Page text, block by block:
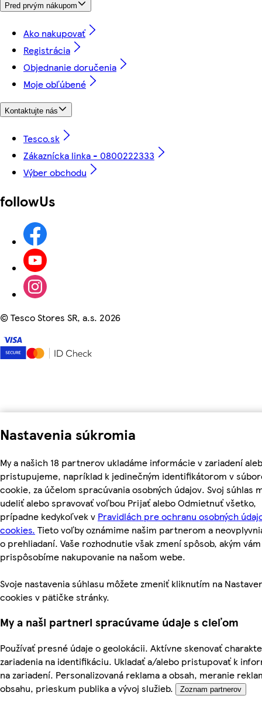
Nastavenia súkromia
My a našich 18 partnerov ukladáme informácie v zariadení
pristupujeme, napríklad k jedinečným identifikátorom v
cookie, za účelom spracúvania osobných údajov. Svoj súhlas
udeliť alebo spravovať voľbou Prijať alebo Odmietnuť všetko,
prípadne kedykoľvek v Pravidlách pre ochranu osobných
cookies. Tieto voľby oznámime našim partnerom a
o prehliadaní. Vaše rozhodnutie však zmení spôsob, akým vám
prispôsobíme nakupovanie na našom webe.
Svoje nastavenia súhlasu môžete zmeniť kliknutím na
cookies v pätičke stránky.
My a naši partneri spracúvame údaje s cieľom
Používať presné údaje o geolokácii. Aktívne skenovať
zariadenia na identifikáciu. Ukladať a/alebo pristupovať k
na zariadení. Personalizovaná reklama a obsah, meranie
obsahu, prieskum publika a vývoj služieb.
Zoznam partnerov
Pred prvým nákupom
Ako nakupovať
Registrácia
Objednanie doručenia
Moje obľúbené
Kontaktujte nás
Tesco.sk
Zákaznícka linka - 0800222333
Výber obchodu
followUs
©Tesco Stores SR, a.s. 2026